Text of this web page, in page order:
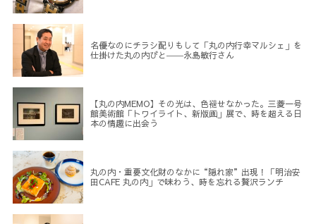
名優なのにチラシ配りもして「丸の内行幸マルシェ」を
仕掛けた丸の内びと――永島敏行さん
【丸の内MEMO】その光は、色褪せなかった。三菱一号
館美術館「トワイライト、新版画」展で、時を超える日
本の情趣に出会う
丸の内・重要文化財のなかに“隠れ家”出現！「明治安
田CAFE 丸の内」で味わう、時を忘れる贅沢ランチ